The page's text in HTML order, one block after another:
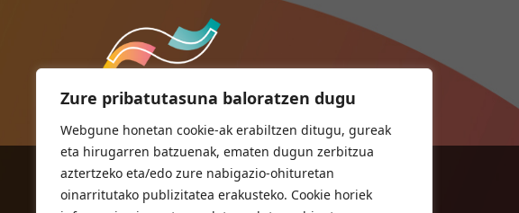
Zure pribatutasuna baloratzen dugu
Webgune honetan cookie-ak erabiltzen ditugu, gureak
eta hirugarren batzuenak, ematen dugun zerbitzua
aztertzeko eta/edo zure nabigazio-ohituretan
oinarritutako publizitatea erakusteko. Cookie horiek
ORIOKO UDALA
Herriko plaza,1